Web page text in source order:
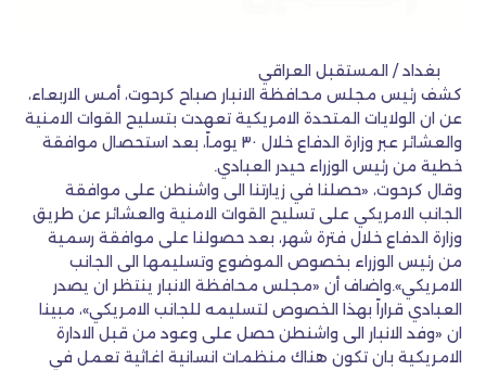
بغداد / المستقبل العراقي
كشف رئيس مجلس محافظة الانبار صباح كرحوت، أمس الاربعاء،
عن ان الولايات المتحدة الامريكية تعهدت بتسليح القوات الامنية
والعشائر عبر وزارة الدفاع خلال ٣٠ يوماً، بعد استحصال موافقة
خطية من رئيس الوزراء حيدر العبادي.
وقال كرحوت، «حصلنا في زيارتنا الى واشنطن على موافقة
الجانب الامريكي على تسليح القوات الامنية والعشائر عن طريق
وزارة الدفاع خلال فترة شهر، بعد حصولنا على موافقة رسمية
من رئيس الوزراء بخصوص الموضوع وتسليمها الى الجانب
الامريكي».واضاف أن «مجلس محافظة الانبار ينتظر ان يصدر
العبادي قراراً بهذا الخصوص لتسليمه للجانب الامريكي»، مبينا
ان «وفد الانبار الى واشنطن حصل على وعود من قبل الادارة
الامريكية بان تكون هناك منظمات انسانية اغاثية تعمل في